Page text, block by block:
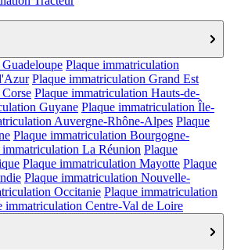
Plaque immatriculation
Plaque immatriculation Grand Est
Plaque immatriculation Hauts-de-
Guyane Plaque immatriculation Île-
Auvergne-Rhône-Alpes Plaque
Plaque immatriculation Bourgogne-
immatriculation La Réunion Plaque
Plaque immatriculation Mayotte Plaque
Plaque immatriculation Nouvelle-
Occitanie Plaque immatriculation
immatriculation Centre-Val de Loire